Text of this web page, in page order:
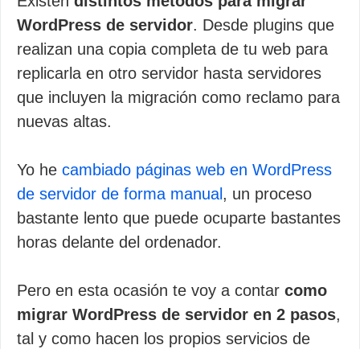
WordPress de servidor. Desde plugins que
realizan una copia completa de tu web para
replicarla en otro servidor hasta servidores
que incluyen la migración como reclamo para
nuevas altas.
Yo he cambiado páginas web en WordPress
de servidor de forma manual , un proceso
bastante lento que puede ocuparte bastantes
horas delante del ordenador.
Pero en esta ocasión te voy a contar como
migrar WordPress de servidor en 2 pasos,
tal y como hacen los propios servicios de